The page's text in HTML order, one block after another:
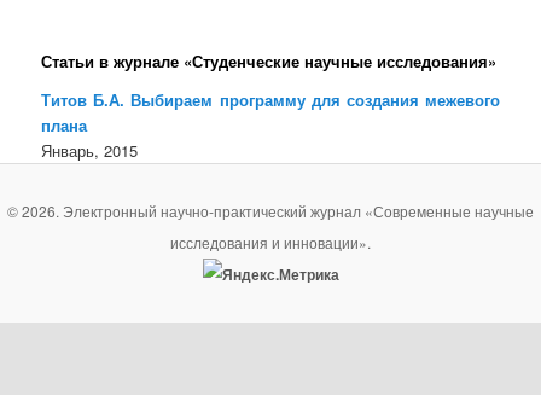
Статьи в журнале «Студенческие научные исследования»
Титов Б.А. Выбираем программу для создания межевого
плана
Январь, 2015
© 2026. Электронный научно-практический журнал «Современные научные
исследования и инновации».